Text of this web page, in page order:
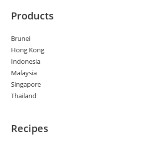
Products
Brunei
Hong Kong
Indonesia
Malaysia
Singapore
Thailand
Recipes